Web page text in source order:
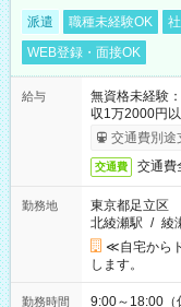
派遣 職種未経験OK
WEB登録・面接OK
給与
無資格未経験
収1万2000円
交通費別途
交通費 交通費
勤務地
東京都足立区
北綾瀬駅 / 綾
≪自宅から
します。
勤務時間
9:00～18:00（休憩60分） ■ご希望